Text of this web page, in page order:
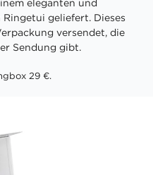
eleganten und
geliefert. Dieses
versendet, die
Sendung gibt.
29 €.